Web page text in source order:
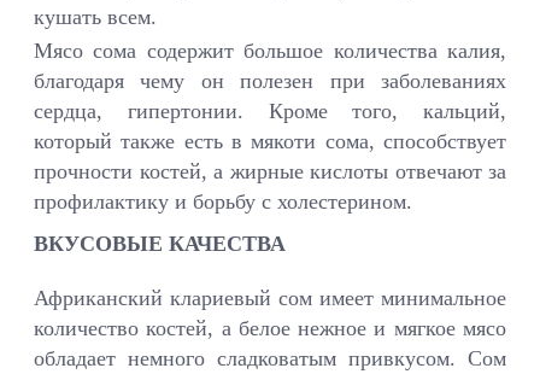
кушать всем.
Мясо сома содержит большое количества калия,
благодаря чему он полезен при заболеваниях
сердца, гипертонии. Кроме того, кальций,
который также есть в мякоти сома, способствует
прочности костей, а жирные кислоты отвечают за
профилактику и борьбу с холестерином.
ВКУСОВЫЕ КАЧЕСТВА
Африканский клариевый сом имеет минимальное
количество костей, а белое нежное и мягкое мясо
обладает немного сладковатым привкусом. Сом